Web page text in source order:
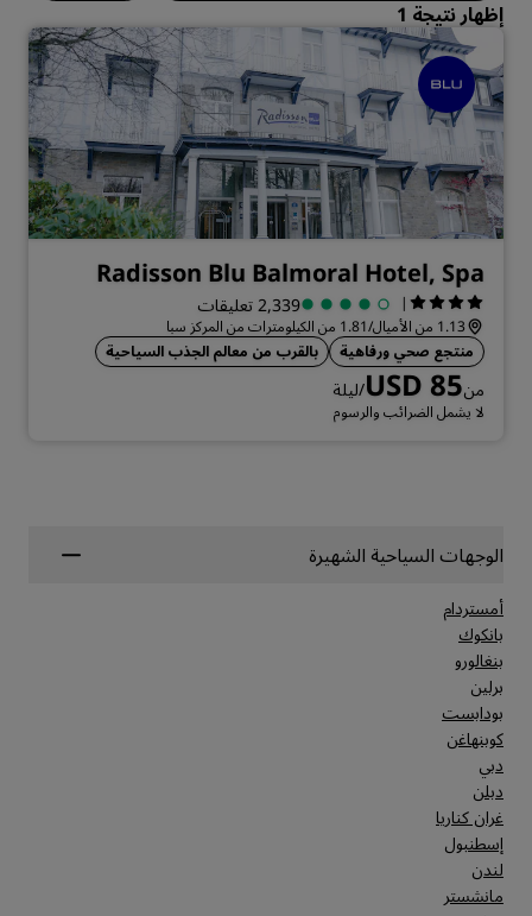
إظهار نتيجة 1
Radisson Blu Balmoral Hotel, Spa
| 2,339 تعليقات
1.13 من الأميال/1.81 من الكيلومترات من المركز سبا
منتجع صحي ورفاهية
بالقرب من معالم الجذب السياحية
منUSD 85/ليلة
لا يشمل الضرائب والرسوم
الوجهات السياحية الشهيرة
أمستردام
بانكوك
بنغالورو
برلين
بودابست
كوبنهاغن
دبي
دبلن
غران كناريا
إسطنبول
لندن
مانشستر